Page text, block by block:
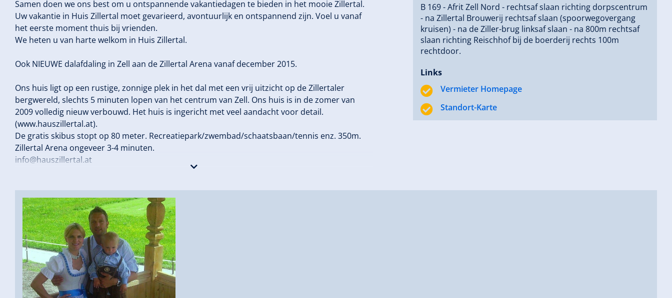
Samen doen we ons best om u ontspannende vakantiedagen te bieden in het mooie Zillertal.
Uw vakantie in Huis Zillertal moet gevarieerd, avontuurlijk en ontspannend zijn. Voel u vanaf
het eerste moment thuis bij vrienden.
We heten u van harte welkom in Huis Zillertal.
Ook NIEUWE dalafdaling in Zell aan de Zillertal Arena vanaf december 2015.
Ons huis ligt op een rustige, zonnige plek in het dal met een vrij uitzicht op de Zillertaler
bergwereld, slechts 5 minuten lopen van het centrum van Zell. Ons huis is in de zomer van
2009 volledig nieuw verbouwd. Het huis is ingericht met veel aandacht voor detail.
(www.hauszillertal.at).
De gratis skibus stopt op 80 meter. Recreatiepark/zwembad/schaatsbaan/tennis enz. 350m.
Zillertal Arena ongeveer 3-4 minuten.
info@hauszillertal.at
B 169 - Afrit Zell Nord - rechtsaf slaan richting dorpscentrum
- na Zillertal Brouwerij rechtsaf slaan (spoorwegovergang
kruisen) - na de Ziller-brug linksaf slaan - na 800m rechtsaf
slaan richting Reischhof bij de boerderij rechts 100m
rechtdoor.
Links
Vermieter Homepage
Standort-Karte